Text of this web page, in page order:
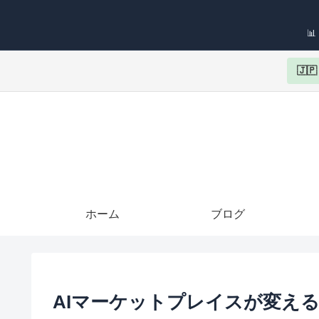
📊
🇯🇵
ホーム ブログ
AIマーケットプレイスが変え